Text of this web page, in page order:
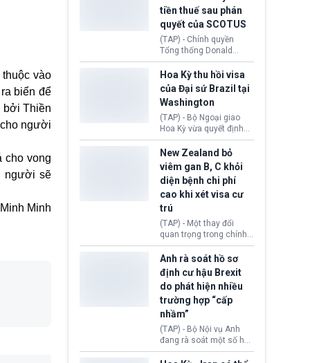
vào
biển để
bởi Thiền
người
cho vong
người sẽ
Minh Minh
tục giảm trong thời gian
tới.
tiền thuế sau phán
quyết của SCOTUS
(TAP) - Chính quyền
Tổng thống Donald
Trump đã hoàn trả
khoảng 100 tỷ USD thuế
quan từng thu theo Đạo
luật Quyền hạn Kinh tế
Khẩn cấp Quốc tế
(IEEPA). Động thái này
diễn ra sau phán quyết
hồi tháng 2 bởi Tòa án
Tối cao Hoa Kỳ
(SCOTUS) khi tuyên bố,
việc áp thuế diện rộng là
hoàn toàn bất hợp pháp.
Hoa Kỳ thu hồi visa
của Đại sứ Brazil tại
Washington
(TAP) - Bộ Ngoại giao
Hoa Kỳ vừa quyết định
thu hồi thị thực (visa)
của bà Maria Luiza
Ribeiro Viotti - Đại sứ
Brazil tại Washington.
Động thái trên diễn ra
trong bối cảnh tranh
chấp ngoại giao giữa
chính quyền Tổng thống
Donald Trump và chính
phủ cánh tả Tổng thống
da Silva đang leo thang
gay gắt.
New Zealand bỏ
viêm gan B, C khỏi
diện bệnh chi phí
cao khi xét visa cư
trú
(TAP) - Một thay đổi
quan trọng trong chính
sách nhập cư của New
Zealand đang mở ra
thêm cơ hội cho nhiều
người muốn định cư. Từ
nay, người mắc viêm
gan B hoặc viêm gan C
sẽ không còn bị mặc
định không đáp ứng tiêu
chuẩn sức khỏe chỉ vì
chi phí điều trị khi nộp hồ
Anh rà soát hồ sơ
định cư hậu Brexit
do phát hiện nhiều
trường hợp “cấp
nhầm”
(TAP) - Bộ Nội vụ Anh
đang rà soát một số hồ
sơ thuộc Chương trình